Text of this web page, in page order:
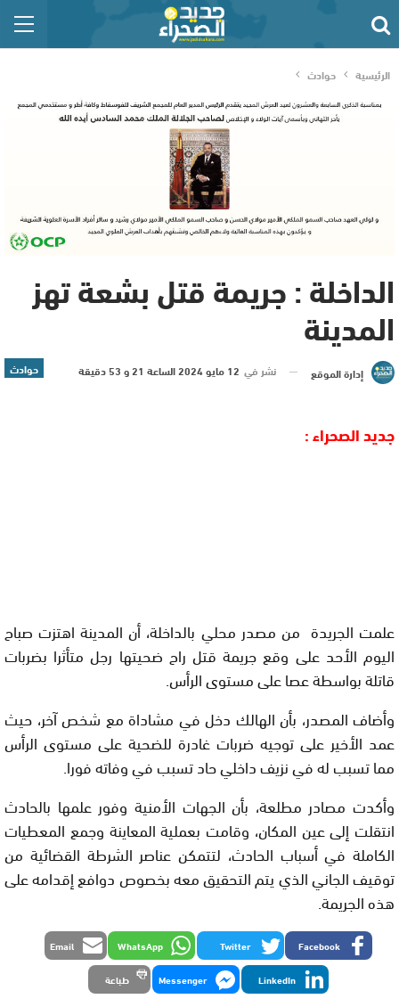
الرئيسية حوادث
الداخلة : جريمة قتل بشعة تهز
المدينة
حوادث إدارة الموقع نشر في 12 مايو 2024 الساعة 21 و 53 دقيقة
جديد الصحراء :
علمت الجريدة من مصدر محلي بالداخلة، أن المدينة اهتزت صباح
اليوم الأحد على وقع جريمة قتل راح ضحيتها رجل متأثرا بضربات
قاتلة بواسطة عصا على مستوى الرأس.
وأضاف المصدر، بأن الهالك دخل في مشاداة مع شخص آخر، حيث
عمد الأخير على توجيه ضربات غادرة للضحية على مستوى الرأس
مما تسبب له في نزيف داخلي حاد تسبب في وفاته فورا.
وأكدت مصادر مطلعة، بأن الجهات الأمنية وفور علمها بالحادث
انتقلت إلى عين المكان، وقامت بعملية المعاينة وجمع المعطيات
الكاملة في أسباب الحادث، لتتمكن عناصر الشرطة القضائية من
توقيف الجاني الذي يتم التحقيق معه بخصوص دوافع إقدامه على
هذه الجريمة.
Facebook
Twitter
WhatsApp
Email
LinkedIn
Messenger طباعة